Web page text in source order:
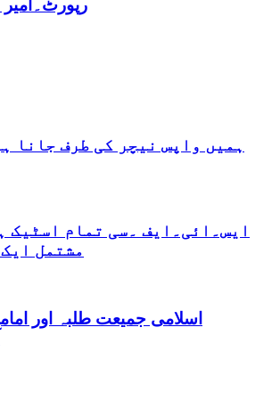
ہمیں واپس نیچر کی طرف جانا
ایس۔ائی۔ایف ۔سی تمام اسٹیک
مشتمل
اسلامی جمیعت طلبہ اور